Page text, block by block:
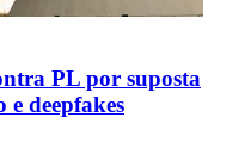
PL por suposta
e deepfakes